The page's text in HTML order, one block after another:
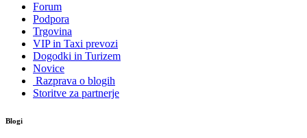
Forum
Podpora
Trgovina
VIP in Taxi prevozi
Dogodki in Turizem
Novice
Razprava o blogih
Storitve za partnerje
Blogi